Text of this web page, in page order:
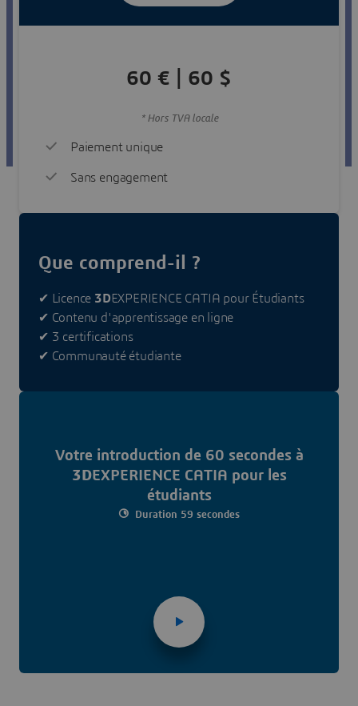
60 € | 60 $
* Hors TVA locale
Paiement unique
Sans engagement
Que comprend-il ?
✔ Licence 3DEXPERIENCE CATIA pour Étudiants
✔ Contenu d'apprentissage en ligne
✔ 3 certifications
✔ Communauté étudiante
Votre introduction de 60 secondes à
3DEXPERIENCE CATIA pour les
étudiants
Duration 59 secondes